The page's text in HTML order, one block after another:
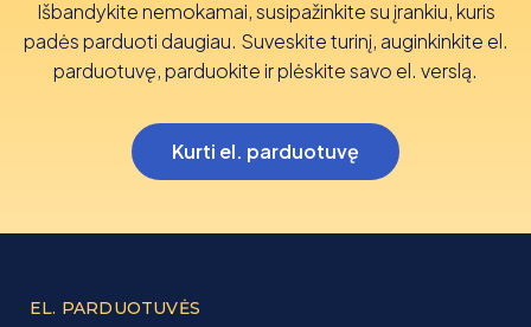
Išbandykite nemokamai, susipažinkite su įrankiu, kuris
padės parduoti daugiau. Suveskite turinį, auginkinkite el.
parduotuvę, parduokite ir plėskite savo el. verslą.
Kurti el. parduotuvę
EL. PARDUOTUVĖS